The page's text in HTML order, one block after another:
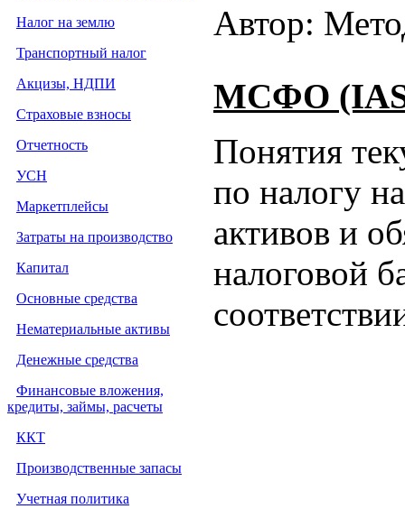
Налог на землю
Транспортный налог
Акцизы, НДПИ
Страховые взносы
Отчетность
УСН
Маркетплейсы
Затраты на производство
Капитал
Основные средства
Нематериальные активы
Денежные средства
Финансовые вложения,
кредиты, займы, расчеты
ККТ
Производственные запасы
Учетная политика
Автор:
МСФО (IAS)
Понятия
по налогу
активов и
налоговой